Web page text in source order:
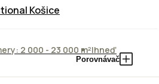
Košice
2 000 - 23 000 m²Ihneď
Porovnávač